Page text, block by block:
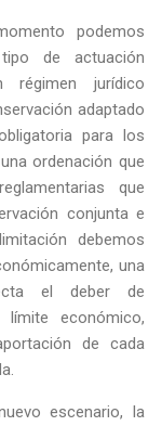
podemos
de actuación
jurídico
adaptado
para los
ordenación que
que
conjunta e
debemos
una
el deber de
económico,
de cada
escenario, la